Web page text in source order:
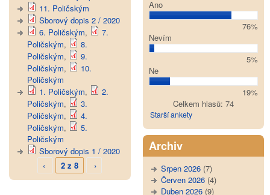
11. Poličským
Sborový dopis 2 / 2020
6. Poličským,
7.
Poličským,
8.
Poličským,
9.
Poličským,
10.
Poličským
1. Poličským,
2.
Poličským,
3.
Poličským,
4.
Poličským,
5.
Poličským
Sborový dopis 1 / 2020
‹
2 z 8 ›
Ano
76%
Nevím
5%
Ne
19%
Celkem hlasů: 74
Starší ankety
Archiv
Srpen 2026(7)
Červen 2026(4)
Duben 2026(9)